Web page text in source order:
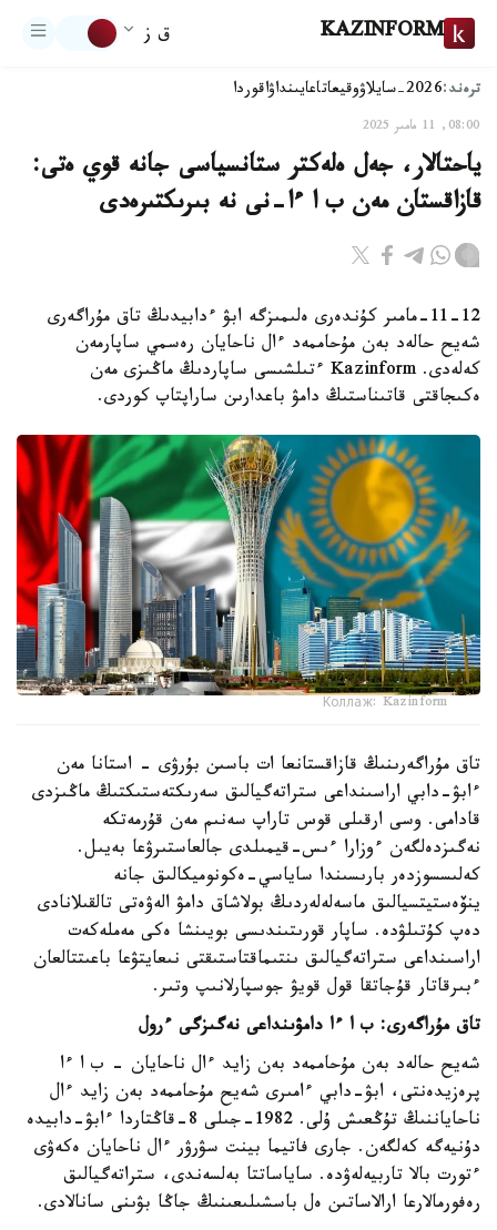
KAZINFORM ق ز
ترەند:2026-سايلاۋ وقيعاتاعايىنداۋاقوردا
08:00, 11 مامىر 2025
ياحتالار، جەل ەلەكتر ستانسياسى جانە قوي ەتى:
قازاقستان مەن ب ا ءا-نى نە بىرىكتىرەدى
11-12-مامىر كۇندەرى ەلىمىزگە ابۋ ءدابيدىڭ تاق مۇراگەرى
شەيح حالەد بەن مۇحاممەد ءال ناحايان رەسمي ساپارمەن
كەلەدى. Kazinform ءتىلشىسى ساپاردىڭ ماڭىزى مەن
ەكىجاقتى قاتىناستىڭ دامۋ باعدارىن ساراپتاپ كوردى.
Коллаж: Kazinform
تاق مۇراگەرىنىڭ قازاقستانعا ات باسىن بۇرۋى - استانا مەن
ءابۋ-دابي اراسىنداعى ستراتەگيالىق سەرىكتەستىكتىڭ ماڭىزدى
قادامى. وسى ارقىلى قوس تاراپ سەنىم مەن قۇرمەتكە
نەگىزدەلگەن ءوزارا ءىس-قيمىلدى جالعاستىرۋعا بەيىل.
كەلىسسوزدەر بارىسىندا ساياسي-ەكونوميكالىق جانە
ينۆەستيتسيالىق ماسەلەلەردىڭ بولاشاق دامۋ الەۋەتى تالقىلانادى
دەپ كۇتىلۋدە. ساپار قورىتىندىسى بويىنشا ەكى مەملەكەت
اراسىنداعى ستراتەگيالىق ىنتىماقتاستىقتى نىعايتۋعا باعىتتالعان
ءبىرقاتار قۇجاتقا قول قويۋ جوسپارلانىپ وتىر.
تاق مۇراگەرى: ب ا ءا دامۋىنداعى نەگىزگى ءرول
شەيح حالەد بەن مۇحاممەد بەن زايد ءال ناحايان - ب ا ءا
پرەزيدەنتى، ابۋ-دابي ءامىرى شەيح مۇحاممەد بەن زايد ءال
ناحاياننىڭ تۇڭعىش ۇلى. 1982-جىلى 8-قاڭتاردا ءابۋ-دابيدە
دۇنيەگە كەلگەن. جارى فاتيما بينت سۋرۋر ءال ناحايان ەكەۋى
ءتورت بالا تاربيەلەۋدە. ساياساتتا بەلسەندى، ستراتەگيالىق
رەفورمالارعا ارالاساتىن ەل باسشىلىعىنىڭ جاڭا بۋىنى سانالادى.